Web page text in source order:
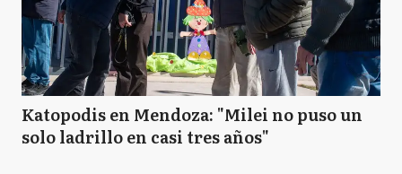
Katopodis en Mendoza: "Milei no puso un
solo ladrillo en casi tres años"